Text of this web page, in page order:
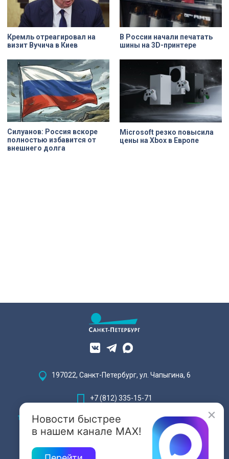
Их элементы утрачены на 90%.
Кремль отреагировал на
визит Вучича в Киев
В России начали печатать
шины на 3D-принтере
Силуанов: Россия вскоре
полностью избавится от
внешнего долга
Microsoft резко повысила
цены на Xbox в Европе
Новости быстрее
в нашем канале MAX!
197022, Санкт-Петербург, ул. Чапыгина, 6
+7 (812) 335-15-71
Внимание! Отдельные видеоматериалы, размещенные на настоящем
сайте, могут содержать информацию, предназначенную для лиц,
достигших 18 лет.